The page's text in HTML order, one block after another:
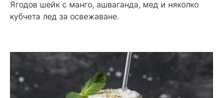
Ягодов шейк с манго, ашваганда, мед и няколко
кубчета лед за освежаване.